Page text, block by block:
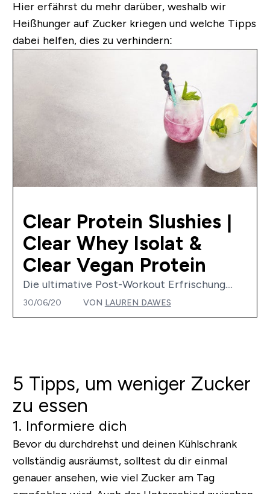
Hier erfährst du mehr darüber, weshalb wir
Heißhunger auf Zucker kriegen und welche Tipps
dabei helfen, dies zu verhindern:
Clear Protein Slushies |
Clear Whey Isolat &
Clear Vegan Protein
Die ultimative Post-Workout Erfrischung....
30/06/20 VON LAUREN DAWES
5 Tipps, um weniger Zucker
zu essen
1. Informiere dich
Bevor du durchdrehst und deinen Kühlschrank
vollständig ausräumst, solltest du dir einmal
genauer ansehen, wie viel Zucker am Tag